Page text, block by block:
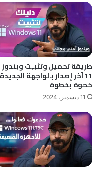
طريقة تحميل وتثبيت ويندوز
11 آخر إصدار بالواجهة الجديدة
خطوة بخطوة
11 ديسمبر، 2024